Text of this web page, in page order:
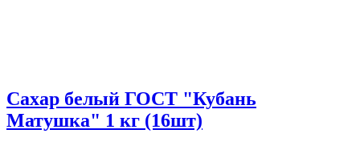
Сахар белый ГОСТ "Кубань
Матушка" 1 кг (16шт)